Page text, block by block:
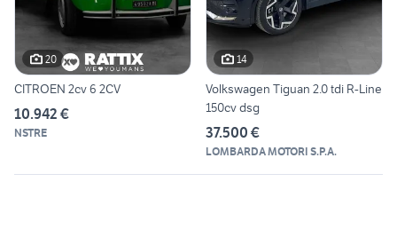
20
CITROEN 2cv 6 2CV
10.942 €
NSTRE
14
Volkswagen Tiguan 2.0 tdi R-Line
150cv dsg
37.500 €
LOMBARDA MOTORI S.P.A.